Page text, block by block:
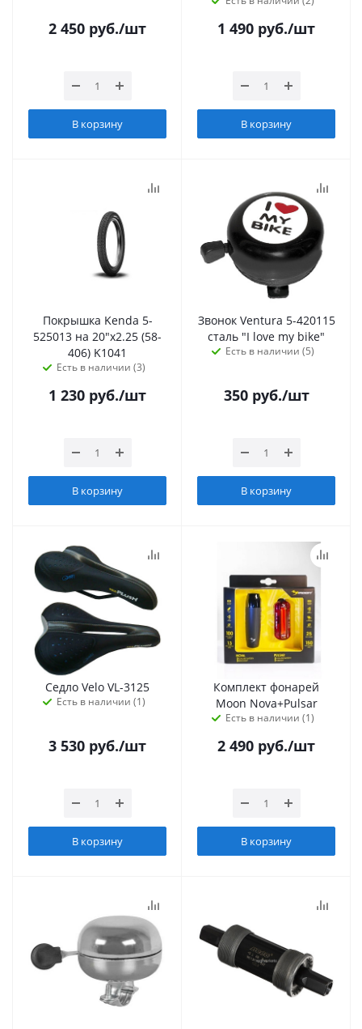
2 450 руб./шт
В корзину
1 490 руб./шт
В корзину
Покрышка Kenda 5-
525013 на 20"х2.25 (58-
406) K1041
Есть в наличии (3)
1 230 руб./шт
В корзину
Звонок Ventura 5-420115
сталь "I love my bike"
Есть в наличии (5)
350руб./шт
В корзину
Седло Velo VL-3125
Есть в наличии (1)
3 530 руб./шт
В корзину
Комплект фонарей
Moon Nova+Pulsar
Есть в наличии (1)
2 490 руб./шт
В корзину